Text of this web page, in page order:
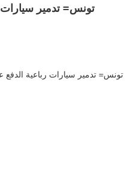
تونس= تدمير سيارات